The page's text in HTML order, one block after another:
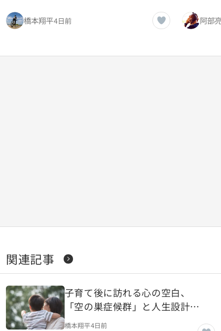
橋本翔平4日前 阿部
関連記事
子育て後に訪れる心の空白、
「空の巣症候群」と人生設計を
考える
橋本翔平4日前